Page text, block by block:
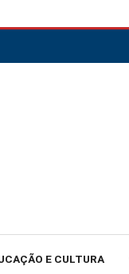
E CULTURA